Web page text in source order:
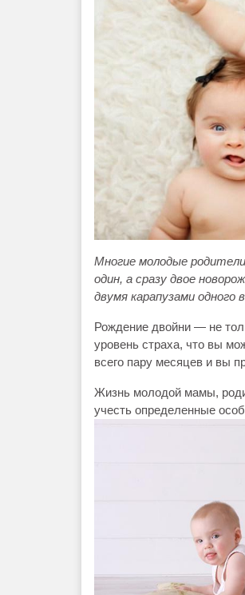
Многие молодые
один, а сразу двое
двумя карапузами
Рождение двойни — не
уровень страха, что вы
всего пару месяцев и вы
Жизнь молодой мамы,
учесть определенные